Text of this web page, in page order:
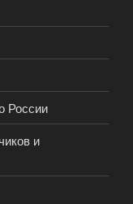
России
и